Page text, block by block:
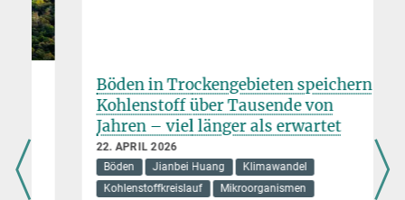
Böden in Trockengebieten speichern
Kohlenstoff über Tausende von
Jahren – viel länger als erwartet
22. APRIL 2026
Jianbei Huang
Klimawandel
Kohlenstoffkreislauf
Mikroorganismen